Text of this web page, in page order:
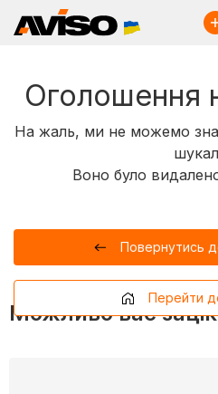
Оголошення
На жаль, ми не можемо
Воно було
Повернутись
Перейти
Можливо вас